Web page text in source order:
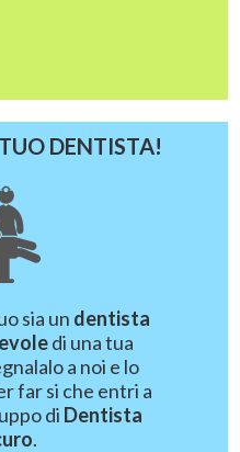
DENTISTA!
sia un dentista
di una tua
a noi e lo
far si che entri a
di Dentista
.